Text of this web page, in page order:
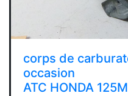
corps de
occasion
ATC HONDA